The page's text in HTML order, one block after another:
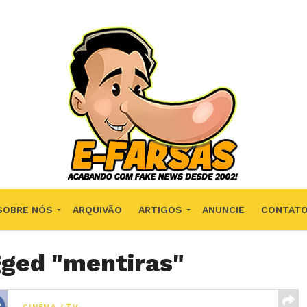
NÓS ARQUIVÃO ARTIGOS ANUNCIE CONTATO
"mentiras"